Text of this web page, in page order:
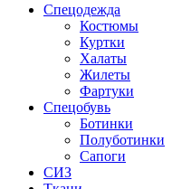
Спецодежда
Костюмы
Куртки
Халаты
Жилеты
Фартуки
Спецобувь
Ботинки
Полуботинки
Сапоги
СИЗ